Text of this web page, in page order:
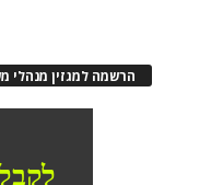
הרשמה למגזין מנהלי